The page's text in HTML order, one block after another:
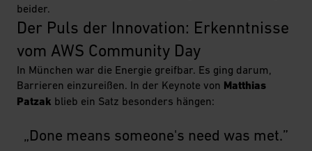
beider.
Der Puls der Innovation: Erkenntnisse
vom AWS Community Day
In München war die Energie greifbar. Es ging darum,
Barrieren einzureißen. In der Keynote von Matthias
Patzak blieb ein Satz besonders hängen:
„Done means someone's need was met.”